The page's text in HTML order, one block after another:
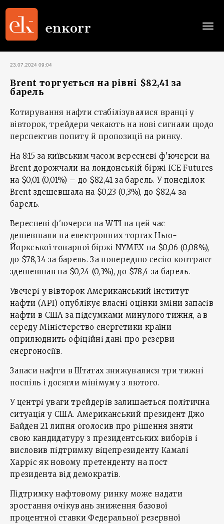
23.07.2024 09:04
Brent торгується на рівні $82,41 за
барель
Котирування нафти стабілізувалися вранці у
вівторок, трейдери чекають на нові сигнали щодо
перспектив попиту й пропозиції на ринку.
На 8:15 за київським часом вересневі ф'ючерси на
Brent дорожчали на лондонській біржі ICE Futures
на $0,01 (0,01%) – до $82,41 за барель. У понеділок
Brent здешевшала на $0,23 (0,3%), до $82,4 за
барель.
Вересневі ф'ючерси на WTI на цей час
дешевшали на електронних торгах Нью-
Йоркської товарної біржі NYMEX на $0,06 (0,08%),
до $78,34 за барель. За попередню сесію контракт
здешевшав на $0,24 (0,3%), до $78,4 за барель.
Увечері у вівторок Американський інститут
нафти (API) опублікує власні оцінки зміни запасів
нафти в США за підсумками минулого тижня, а в
середу Міністерство енергетики країни
оприлюднить офіційні дані про резерви
енергоносіїв.
Запаси нафти в Штатах знижувалися три тижні
поспіль і досягли мінімуму з лютого.
У центрі уваги трейдерів залишається політична
ситуація у США. Американський президент Джо
Байден 21 липня оголосив про рішення зняти
свою кандидатуру з президентських виборів і
висловив підтримку віцепрезиденту Камалі
Харріс як новому претенденту на пост
президента від демократів.
Підтримку нафтовому ринку може надати
зростання очікувань зниження базової
процентної ставки Федеральної резервної